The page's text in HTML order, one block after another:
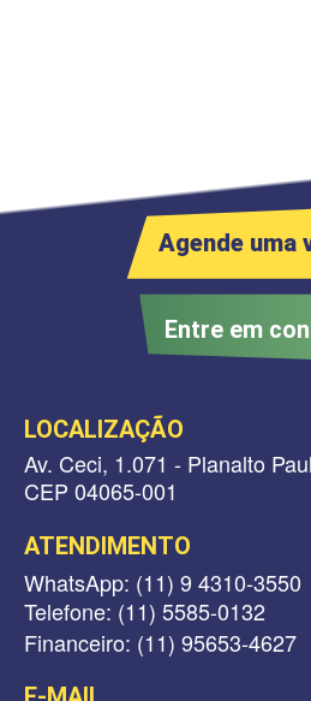
Agende uma
Entre em
LOCALIZAÇÃO
Av. Ceci, 1.071 - Planalto
CEP 04065-001
ATENDIMENTO
WhatsApp: (11) 9 4310-3550
Telefone: (11) 5585-0132
Financeiro: (11) 95653-4627